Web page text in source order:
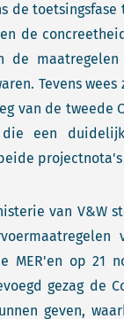
de
de
de
Tevens
van de
die een
van V&W
MER'en op 21
gezag de
geven,